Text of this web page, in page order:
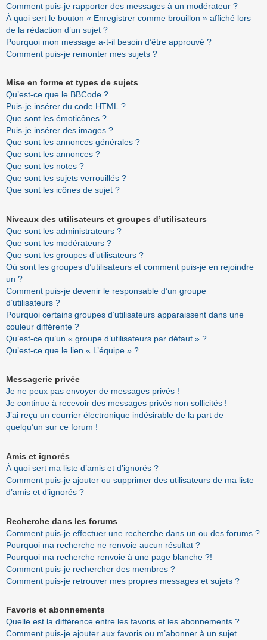
Comment puis-je rapporter des messages à un modérateur ?
À quoi sert le bouton « Enregistrer comme brouillon » affiché lors
de la rédaction d’un sujet ?
Pourquoi mon message a-t-il besoin d’être approuvé ?
Comment puis-je remonter mes sujets ?
Mise en forme et types de sujets
Qu’est-ce que le BBCode ?
Puis-je insérer du code HTML ?
Que sont les émoticônes ?
Puis-je insérer des images ?
Que sont les annonces générales ?
Que sont les annonces ?
Que sont les notes ?
Que sont les sujets verrouillés ?
Que sont les icônes de sujet ?
Niveaux des utilisateurs et groupes d’utilisateurs
Que sont les administrateurs ?
Que sont les modérateurs ?
Que sont les groupes d’utilisateurs ?
Où sont les groupes d’utilisateurs et comment puis-je en rejoindre
un ?
Comment puis-je devenir le responsable d’un groupe
d’utilisateurs ?
Pourquoi certains groupes d’utilisateurs apparaissent dans une
couleur différente ?
Qu’est-ce qu’un « groupe d’utilisateurs par défaut » ?
Qu’est-ce que le lien « L’équipe » ?
Messagerie privée
Je ne peux pas envoyer de messages privés !
Je continue à recevoir des messages privés non sollicités !
J’ai reçu un courrier électronique indésirable de la part de
quelqu’un sur ce forum !
Amis et ignorés
À quoi sert ma liste d’amis et d’ignorés ?
Comment puis-je ajouter ou supprimer des utilisateurs de ma liste
d’amis et d’ignorés ?
Recherche dans les forums
Comment puis-je effectuer une recherche dans un ou des forums ?
Pourquoi ma recherche ne renvoie aucun résultat ?
Pourquoi ma recherche renvoie à une page blanche ?!
Comment puis-je rechercher des membres ?
Comment puis-je retrouver mes propres messages et sujets ?
Favoris et abonnements
Quelle est la différence entre les favoris et les abonnements ?
Comment puis-je ajouter aux favoris ou m’abonner à un sujet